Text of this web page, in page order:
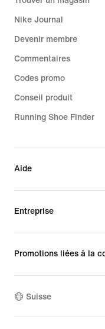
Nike Journal
Devenir membre
Commentaires
Codes promo
Conseil produit
Running Shoe Finder
Aide
Entreprise
Promotions liées à la
Suisse